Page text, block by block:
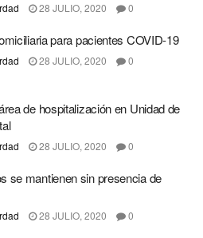
28 JULIO, 2020 0
para pacientes COVID-19
28 JULIO, 2020 0
de hospitalización en Unidad de
28 JULIO, 2020 0
se mantienen sin presencia de
28 JULIO, 2020 0